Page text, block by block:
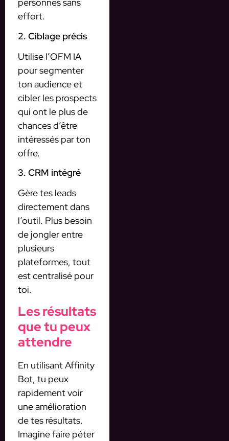
personnes sans
effort.
2. Ciblage précis
Utilise l’OFM IA
pour segmenter
ton audience et
cibler les prospects
qui ont le plus de
chances d’être
intéressés par ton
offre.
3. CRM intégré
Gère tes leads
directement dans
l’outil. Plus besoin
de jongler entre
plusieurs
plateformes, tout
est centralisé pour
toi.
Les résultats
que tu peux
attendre
En utilisant Affinity
Bot, tu peux
rapidement voir
une amélioration
de tes résultats.
Imagine faire péter